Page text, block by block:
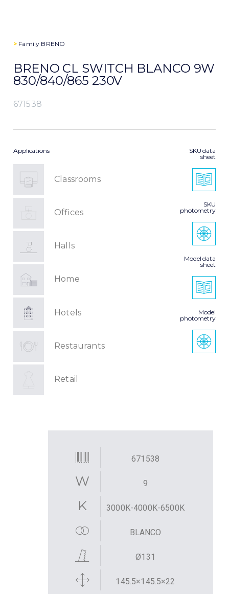
> Family BRENO
BRENO CL SWITCH BLANCO 9W
830/840/865 230V
671538
Applications
Classrooms
Offices
Halls
Home
Hotels
Restaurants
Retail
SKU data
sheet
SKU
photometry
Model data
sheet
Model
photometry
671538
9
3000K-4000K-6500K
BLANCO
Ø131
145.5×145.5×22